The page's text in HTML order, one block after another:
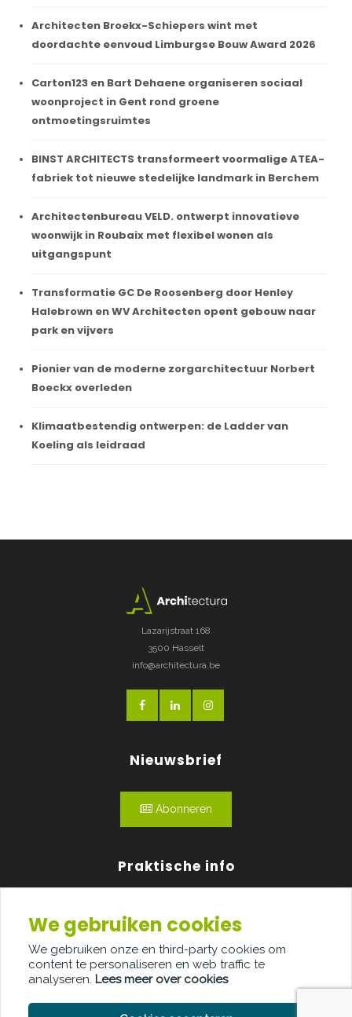
Architecten Broekx-Schiepers wint met
doordachte eenvoud Limburgse Bouw Award 2026
Carton123 en Bart Dehaene organiseren sociaal
woonproject in Gent rond groene
ontmoetingsruimtes
BINST ARCHITECTS transformeert voormalige ATEA-
fabriek tot nieuwe stedelijke landmark in Berchem
Architectenbureau VELD. ontwerpt innovatieve
woonwijk in Roubaix met flexibel wonen als
uitgangspunt
Transformatie GC De Roosenberg door Henley
Halebrown en WV Architecten opent gebouw naar
park en vijvers
Pionier van de moderne zorgarchitectuur Norbert
Boeckx overleden
Klimaatbestendig ontwerpen: de Ladder van
Koeling als leidraad
Lazarijstraat 168
3500 Hasselt
info@architectura.be
Nieuwsbrief
Abonneren
Praktische info
Over ons
Adverteren
Contact
We gebruiken cookies
We gebruiken onze en third-party cookies om
content te personaliseren en web traffic te
analyseren. Lees meer over cookies